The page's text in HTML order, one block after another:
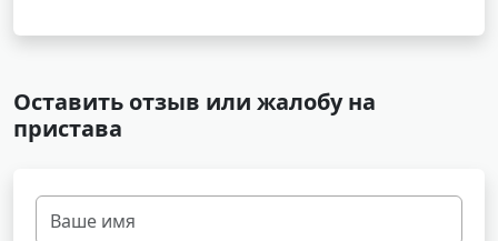
Оставить отзыв или жалобу на
пристава